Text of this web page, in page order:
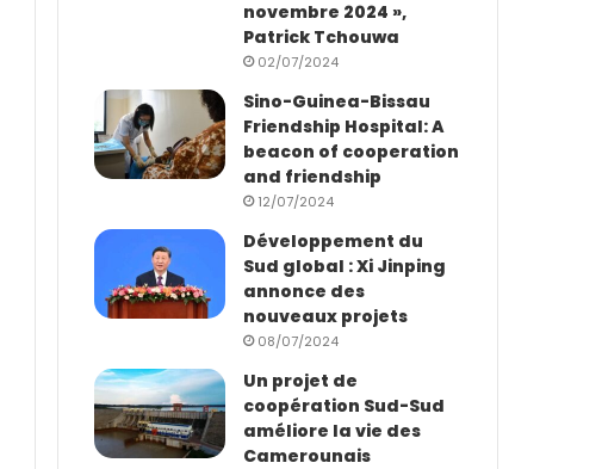
novembre 2024 »,
Patrick Tchouwa
02/07/2024
Sino-Guinea-Bissau
Friendship Hospital: A
beacon of cooperation
and friendship
12/07/2024
Développement du
Sud global : Xi Jinping
annonce des
nouveaux projets
08/07/2024
Un projet de
coopération Sud-Sud
améliore la vie des
Camerounais